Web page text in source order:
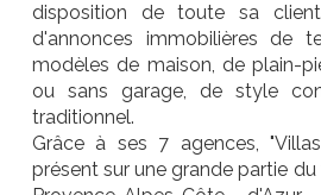
disposition de toute sa
d'annonces immobilières de
modèles de maison, de plain-
ou sans garage, de style
traditionnel.
Grâce à ses 7 agences,
présent sur une grande partie